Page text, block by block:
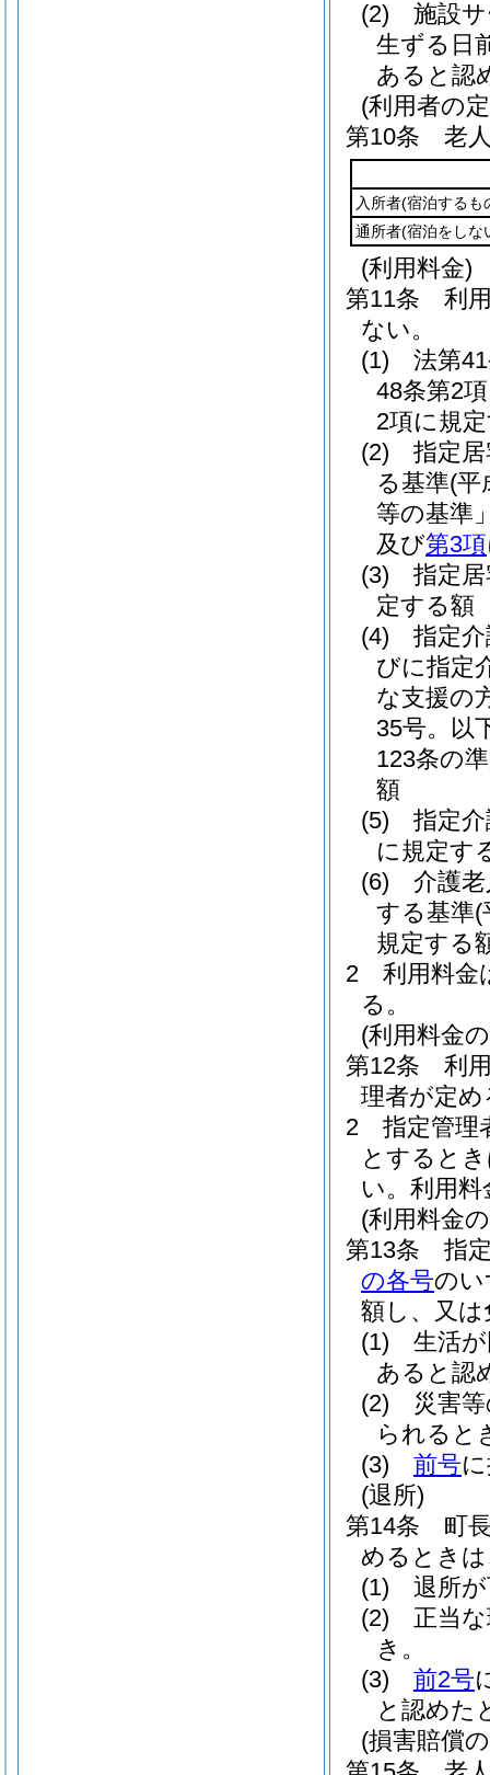
(2)
施設
生ずる日
あると認
(利用者の
第10条
老
入所者(宿泊するも
通所者(宿泊をしな
(利用料金)
第11条
利
ない。
(1)
法第
48条第2
2項に規
(2)
指定
る基準(平
等の基準
及び第3項
(3)
指定
定する額
(4)
指定
びに指定
な支援の
35号。以
123条の
額
(5)
指定
に規定す
(6)
介護
する基準(
規定する
2
利用料金
る。
(利用料金
第12条
利
理者が定め
2
指定管理
とすると
い。 利用
(利用料金
第13条
指
の各号のい
額し、又
(1)
生活
あると認
(2)
災害
られると
(3)
前号
(退所)
第14条
町
めるとき
(1)
退所
(2)
正当
き。
(3)
前2号
と認めた
(損害賠償